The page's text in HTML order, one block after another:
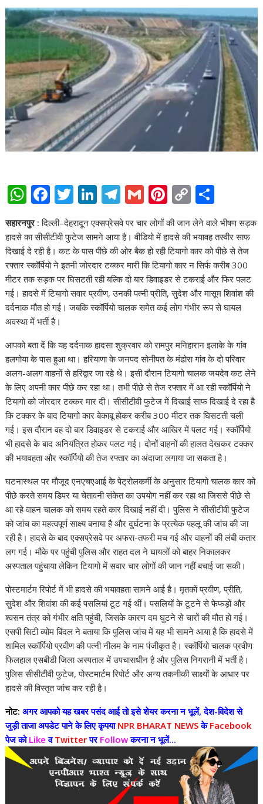
W
at
s
A
p
p
F
ac
e
b
o
o
k
T
itt
er
Li
k
e
dI
n
T
el
e
gr
a
m
G
m
ai
l
Pi
nt
er
e
st
C
o
p
y
Li
n
k
h
ar
e
सहारनपुर : दिल्ली–देहरादून एक्सप्रेसवे पर चार लोगों की जान लेने वाले भीषण सड़क
हादसे का सीसीटीवी फुटेज सामने आया है। वीडियो में हादसे की भयावह तस्वीर साफ
दिखाई दे रही है। कट के पास पीछे की ओर बैक हो रही टियागो कार को पीछे से तेज
रफ्तार स्कॉर्पियो ने इतनी जोरदार टक्कर मारी कि टियागो कार न सिर्फ करीब 300
मीटर तक सड़क पर घिसटती रही बल्कि दो बार डिवाइडर से टकराई और फिर पलट
गई। हादसे में टियागो सवार प्रवीण, उनकी पत्नी प्रीति, सुदेश और मासूम शिवांश की
दर्दनाक मौत हो गई। जबकि स्कॉर्पियो चालक समेत कई लोग गंभीर रूप से घायल
अवस्था में भर्ती है।
आपको बता दें कि यह दर्दनाक हादसा शुक्रवार को रामपुर मनिहारान इलाके के गांव
हलगोया के पास हुआ था। हरियाणा के जनपद सोनीपत के मंढोरा गांव के दो परिवार
अलग-अलग वाहनों से हरिद्वार जा रहे थे। इसी दौरान टियागो चालक जयदेव कट लेने
के लिए अपनी कार पीछे कर रहा था। तभी पीछे से तेज रफ्तार में आ रही स्कॉर्पियो ने
टियागो को जोरदार टक्कर मार दी। सीसीटीवी फुटेज में दिखाई साफ दिखाई दे रहा है
कि टक्कर के बाद टियागो कार बेकाबू होकर करीब 300 मीटर तक घिसटती चली
गई। इस दौरान वह दो बार डिवाइडर से टकराई और आखिर में पलट गई। स्कॉर्पियो
भी हादसे के बाद अनियंत्रित होकर पलट गई। दोनों वाहनों की हालत देखकर टक्कर
की भयावहता और स्कॉर्पियो की तेज रफ्तार का अंदाजा लगाया जा सकता है।
घटनास्थल पर मौजूद एनएचएआई के पेट्रोलकर्मी के अनुसार टियागो चालक कार को
पीछे करते समय डिपर या चेतावनी संकेत का उपयोग नहीं कर रहा था जिससे पीछे से
आ रहे वाहन चालक को समय रहते कार दिखाई नहीं दी। पुलिस ने सीसीटीवी फुटेज
को जांच का महत्वपूर्ण साक्ष्य बनाया है और दुर्घटना के प्रत्येक पहलू की जांच की जा
रही है। हादसे के बाद एक्सप्रेसवे पर अफरा-तफरी मच गई और वाहनों की लंबी कतार
लग गई। मौके पर पहुंची पुलिस और राहत दल ने घायलों को बाहर निकालकर
अस्पताल पहुंचाया लेकिन टियागो में सवार चार लोगों की जान नहीं बचाई जा सकी।
पोस्टमार्टम रिपोर्ट में भी हादसे की भयावहता सामने आई है। मृतकों प्रवीण, प्रीति,
सुदेश और शिवांश की कई पसलियां टूट गई थीं। पसलियों के टूटने से फेफड़ों और
श्वसन तंत्र को गंभीर क्षति पहुंची, जिसके कारण दम घुटने से चारों की मौत हो गई।
एसपी सिटी व्योम बिंदल ने बताया कि पुलिस जांच में यह भी सामने आया है कि हादसे में
शामिल स्कॉर्पियो प्रवीण की पत्नी नीलम के नाम पंजीकृत है। स्कॉर्पियो चालक प्रवीण
फिलहाल एसबीडी जिला अस्पताल में उपचाराधीन है और पुलिस निगरानी में भर्ती है।
पुलिस सीसीटीवी फुटेज, पोस्टमार्टम रिपोर्ट और अन्य तकनीकी साक्ष्यों के आधार पर
हादसे की विस्तृत जांच कर रही है।
नोट: अगर आपको यह खबर पसंद आई तो इसे शेयर करना न भूलें, देश-विदेश से
जुड़ी ताजा अपडेट पाने के लिए कृपयाNPR BHARAT NEWSके Facebook
पेज कोLike वTwitterपर Followकरना न भूलें...